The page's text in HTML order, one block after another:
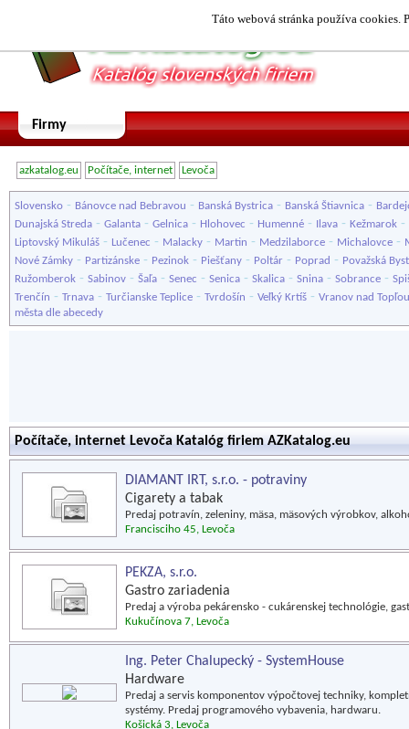
Táto webová stránka používa cookies.
Firmy
azkatalog.eu Počítače, internet Levoča
Slovensko - Bánovce nad Bebravou - Banská Bystrica - Banská Štiavnica -
Dunajská Streda - Galanta - Gelnica - Hlohovec - Humenné - Ilava - Kežmarok -
Liptovský Mikuláš - Lučenec - Malacky - Martin - Medzilaborce - Michalovce -
Nové Zámky - Partizánske - Pezinok - Piešťany - Poltár - Poprad - Považská
Ružomberok - Sabinov - Šaľa - Senec - Senica - Skalica - Snina - Sobrance -
Trenčín - Trnava - Turčianske Teplice - Tvrdošín - Veľký Krtíš - Vranov nad Topľou
města dle abecedy
Počítače, internet Levoča Katalóg firiem AZKatalog.eu
DIAMANT IRT, s.r.o. - potraviny
Cigarety a tabak
Predaj potravín, zeleniny, mäsa, mäsových výrobkov,
Francisciho 45, Levoča
PEKZA, s.r.o.
Gastro zariadenia
Predaj a výroba pekárensko - cukárenskej technológie,
Kukučínova 7, Levoča
Ing. Peter Chalupecký - SystemHouse
Hardware
Predaj a servis komponentov výpočtovej techniky,
systémy. Predaj programového vybavenia, hardwaru.
Košická 3, Levoča